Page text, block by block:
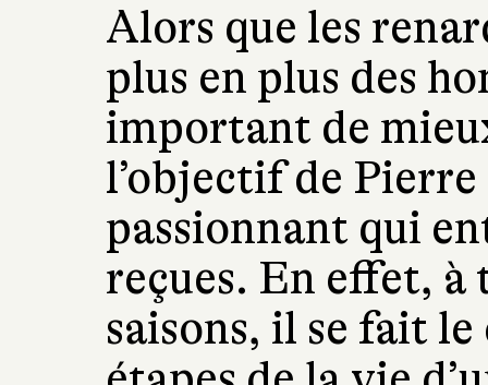
Alors que les
plus en plus des
important de
l’objectif de
passionnant qui
reçues. En effet, à
saisons, il se fait